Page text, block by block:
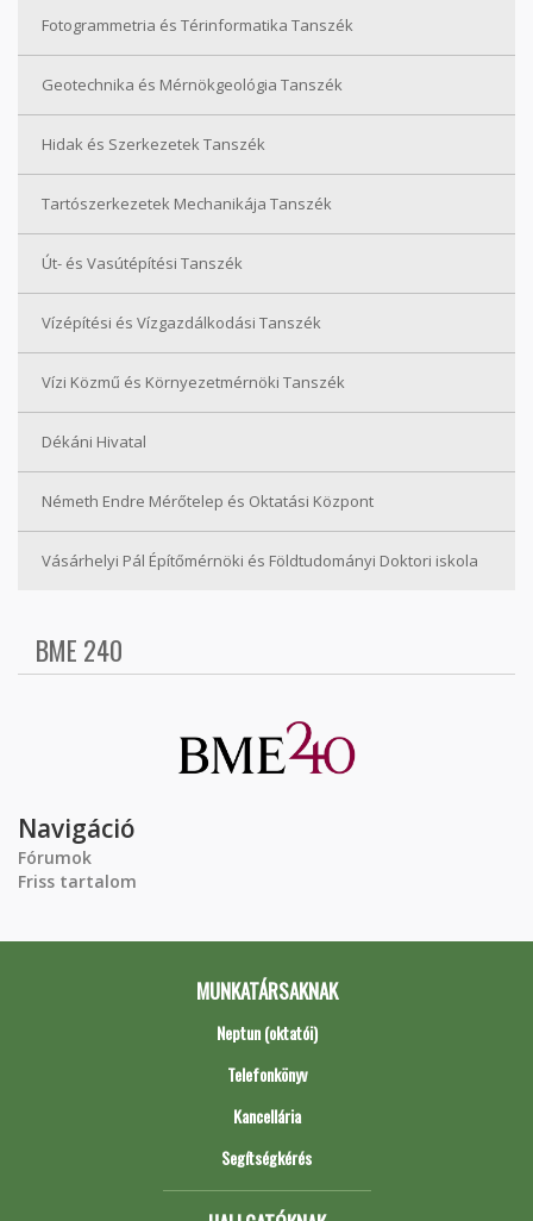
Fotogrammetria és Térinformatika Tanszék
Geotechnika és Mérnökgeológia Tanszék
Hidak és Szerkezetek Tanszék
Tartószerkezetek Mechanikája Tanszék
Út- és Vasútépítési Tanszék
Vízépítési és Vízgazdálkodási Tanszék
Vízi Közmű és Környezetmérnöki Tanszék
Dékáni Hivatal
Németh Endre Mérőtelep és Oktatási Központ
Vásárhelyi Pál Építőmérnöki és Földtudományi Doktori iskola
BME 240
Navigáció
Fórumok
Friss tartalom
MUNKATÁRSAKNAK
Neptun (oktatói)
Telefonkönyv
Kancellária
Segítségkérés